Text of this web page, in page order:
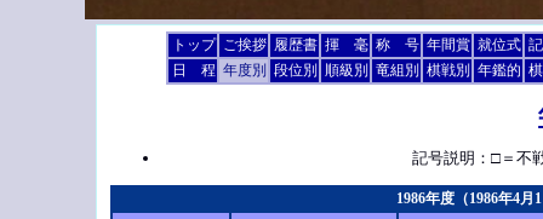
トップ ご挨拶 履歴書 揮 毫 称 号 年間賞 就位式
日 程 年度別 段位別 順級別 竜組別 棋戦別 年鑑的
記号説明：□＝不
1986年度（1986年4